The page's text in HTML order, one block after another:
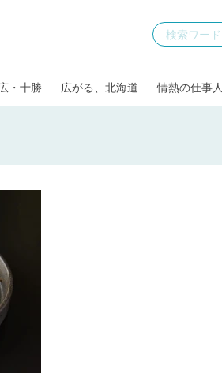
・十勝 広がる、北海道 情熱の仕事人